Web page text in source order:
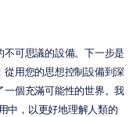
可思議的設備。下一步是
用您的思想控制設備到深
一個充滿可能性的世界。我
中，以更好地理解人類的